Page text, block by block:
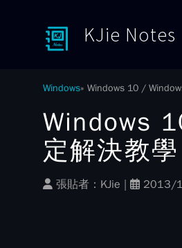
KJie Notes
Windows Windows 10 /
Windows
定解決教學
張貼者： KJie 2013/